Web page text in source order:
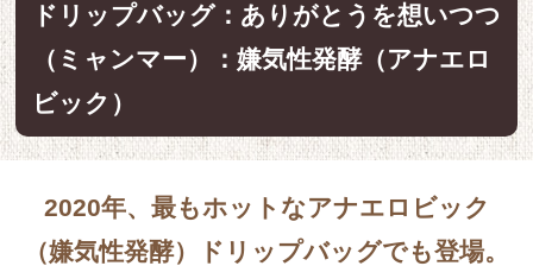
ドリップバッグ：ありがとうを想いつつ
（ミャンマー）：嫌気性発酵（アナエロ
ビック）
2020年、最もホットなアナエロビック
（嫌気性発酵）ドリップバッグでも登場。